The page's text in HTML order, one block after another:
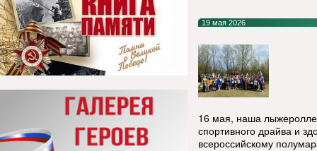
19 мая 2026
16 мая, наша
спортивного драйва и
всероссийскому